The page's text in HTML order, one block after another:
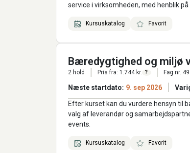
service i virksomheden, med henblik
Kursuskatalog Favorit
Bæredygtighed og miljø
2 hold Pris fra: 1.744 kr. ? Fag nr.
Næste startdato: 9. sep 2026
Efter kurset kan du vurdere hensyn
valg af leverandør og
events.
Kursuskatalog Favorit